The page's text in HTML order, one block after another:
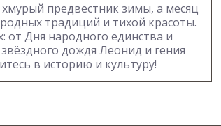
предвестник зимы, а месяц
традиций и тихой красоты.
от Дня народного единства и
дождя Леонид и гения
в историю и культуру!